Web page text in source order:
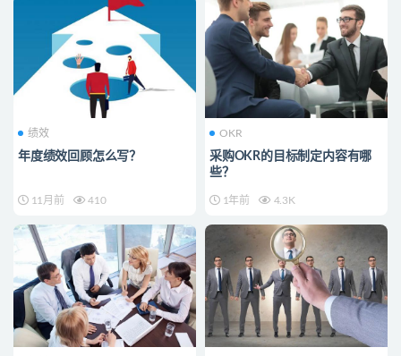
绩效
年度绩效回顾怎么写？
11月前 410
OKR
采购OKR的目标制定内容有哪
些？
1年前 4.3K